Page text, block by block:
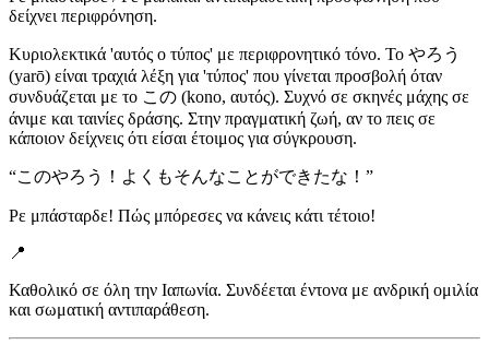
δείχνει περιφρόνηση.
Κυριολεκτικά 'αυτός ο τύπος' με περιφρονητικό τόνο. Το やろう
(yarō) είναι τραχιά λέξη για 'τύπος' που γίνεται προσβολή όταν
συνδυάζεται με το この (kono, αυτός). Συχνό σε σκηνές μάχης σε
άνιμε και ταινίες δράσης. Στην πραγματική ζωή, αν το πεις σε
κάποιον δείχνεις ότι είσαι έτοιμος για σύγκρουση.
“このやろう！よくもそんなことができたな！ ”
Ρε μπάσταρδε! Πώς μπόρεσες να κάνεις κάτι τέτοιο!
📍
Καθολικό σε όλη την Ιαπωνία. Συνδέεται έντονα με ανδρική ομιλία
και σωματική αντιπαράθεση.